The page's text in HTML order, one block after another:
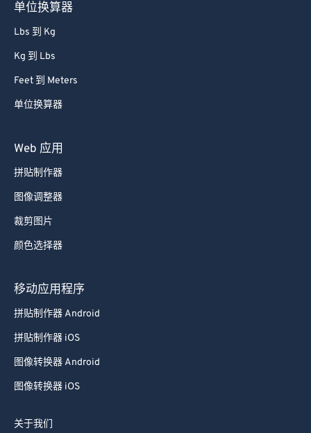
单位换算器
Lbs 到 Kg
Kg 到 Lbs
Feet 到 Meters
单位换算器
Web 应用
拼贴制作器
图像调整器
裁剪图片
颜色选择器
移动应用程序
拼贴制作器 Android
拼贴制作器 iOS
图像转换器 Android
图像转换器 iOS
关于我们